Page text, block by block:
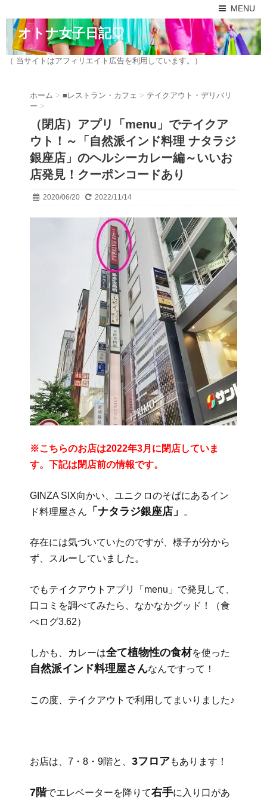
MENU
オトナ女子日記♡
（ 当サイトはアフィリエイト広告を利用しています。）
ホーム > ■レストラン・カフェ > テイクアウト・デリバリ
ー >
（閉店）アプリ「menu」でテイクア
ウト！～「自然派インド料理 ナタラジ
銀座店」のヘルシーカレー編～いいお
店発見！クーポンコードあり
2020/06/20 2022/11/14
※こちらのお店は2022年3月に閉店していま
す。下記は閉店前の情報です。
GINZA SIX向かい、ユニクロのそばにあるイン
ド料理屋さん
「ナタラジ銀座店」 。
存在には気づいていたのですが、様子が分から
ず、スルーしていました。
でもテイクアウトアプリ「menu」で発見して、
口コミを調べてみたら、なかなかグッド！（食
べログ3.62）
しかも、カレーは全て植物性の食材を使った
自然派インド料理屋さんなんですって！
この度、テイクアウトで利用してまいりました♪
お店は、7・8・9階と、 3フロアもあります！
7階でエレベーターを降りて右手に入り口があ